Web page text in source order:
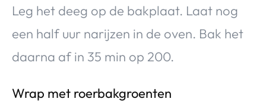
Leg het deeg op de bakplaat. Laat nog
een half uur narijzen in de oven. Bak het
daarna af in 35 min op 200.
Wrap met roerbakgroenten